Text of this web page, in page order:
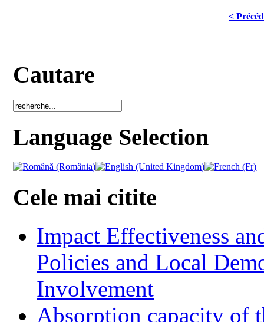
<
Cautare
Language Selection
Cele mai citite
Impact Effectiveness
Policies and Local
Involvement
Absorption capacity of